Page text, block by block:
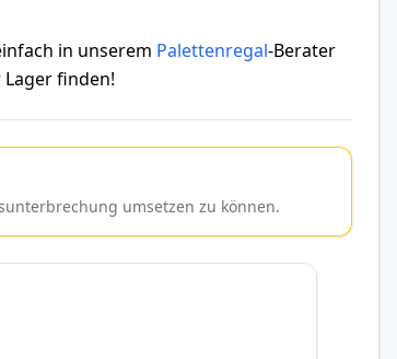
in unserem Palettenregal-Berater
finden!
umsetzen zu können.